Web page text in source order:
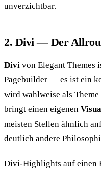
unverzichtbar.
2. Divi — Der
Divi von Elegant Themes
Pagebuilder — es ist ein
wird wahlweise als
bringt einen eigenen
meisten Stellen ähnlich
deutlich andere
Divi-Highlights auf einen